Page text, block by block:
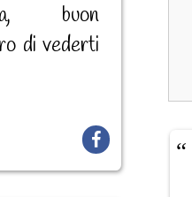
buon
di vederti